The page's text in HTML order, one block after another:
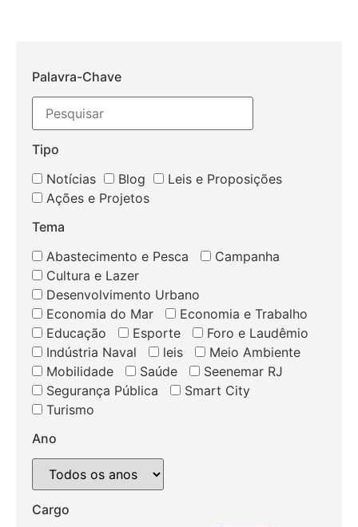
Palavra-Chave
Tipo
Notícias
Blog
Leis e Proposições
Ações e Projetos
Tema
Abastecimento e Pesca
Campanha
Cultura e Lazer
Desenvolvimento Urbano
Economia do Mar
Economia e Trabalho
Educação
Esporte
Foro e Laudêmio
Indústria Naval
leis
Meio Ambiente
Mobilidade
Saúde
Seenemar RJ
Segurança Pública
Smart City
Turismo
Ano
Cargo